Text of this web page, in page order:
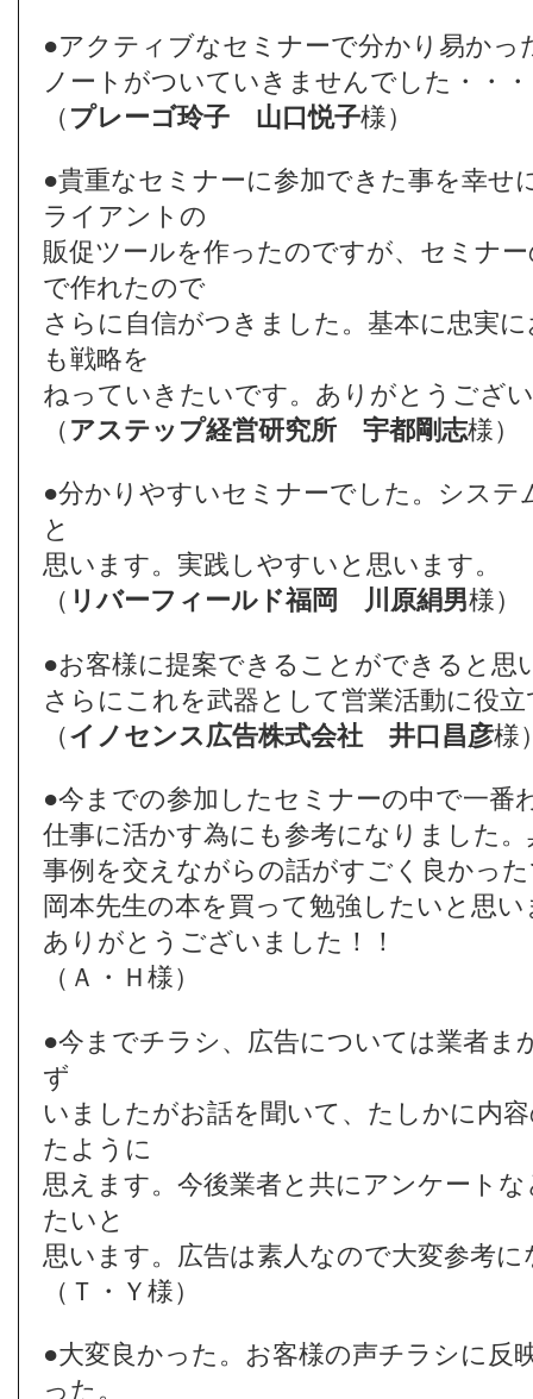
●アクティブなセミナーで分かり易かっ
ノートがついていきませんでした・・
（ プレーゴ玲子 山口悦子様）
●貴重なセミナーに参加できた事を幸せ
ライアントの
販促ツールを作ったのですが、セミナ
で作れたので
さらに自信がつきました。基本に忠実
も戦略を
ねっていきたいです。ありがとうござ
（ アステップ経営研究所 宇都剛志様）
●分かりやすいセミナーでした。シス
と
思います。実践しやすいと思います。
（ リバーフィールド福岡 川原絹男様）
●お客様に提案できることができると思
さらにこれを武器として営業活動に役
（イノセンス広告株式会社 井口昌彦様
●今までの参加したセミナーの中で一番
仕事に活かす為にも参考になりました
事例を交えながらの話がすごく良かっ
岡本先生の本を買って勉強したいと思い
ありがとうございました！！
（Ａ・Ｈ様）
●今までチラシ、広告については業者ま
ず
いましたがお話を聞いて、たしかに内
たように
思えます。今後業者と共にアンケート
たいと
思います。広告は素人なので大変参考
（Ｔ・Ｙ様）
●大変良かった。お客様の声チラシに反
った。